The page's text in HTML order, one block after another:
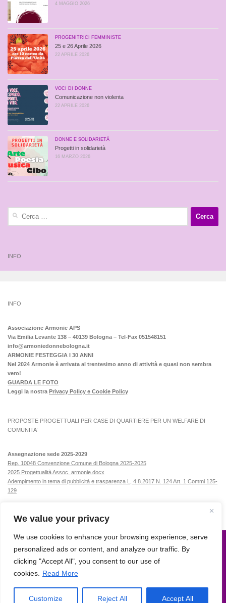
We value your privacy
We use cookies to enhance your browsing experience, serve
personalized ads or content, and analyze our traffic. By
clicking "Accept All", you consent to our use of
cookies.
Read More
Customize Reject All Accept All
4 MAGGIO 2026
PROGENITRICI FEMMINISTE
25 e 26 Aprile 2026
22 APRILE 2026
VOCI DI DONNE
Comunicazione non violenta
22 APRILE 2026
DONNE E SOLIDARIETÀ
Progetti in solidarietà
16 MARZO 2026
INFO
INFO
Associazione Armonie APS
Via Emilia Levante 138 – 40139 Bologna – Tel-Fax 051548151
info@armoniedonnebologna.it
ARMONIE FESTEGGIA I 30 ANNI
Nel 2024 Armonie è arrivata al trentesimo anno di attività e quasi non sembra
vero!
GUARDA LE FOTO
Leggi la nostra Privacy Policy e Cookie Policy
PROPOSTE PROGETTUALI PER CASE DI QUARTIERE PER UN WELFARE DI
COMUNITA’
Assegnazione sede 2025-2029
Rep. 10048 Convenzione Comune di Bologna 2025-2025
2025 Progettualità Assoc. armonie.docx
Adempimento in tema di pubblicità e trasparenza L, 4.8.2017 N. 124 Art. 1 Commi 125-
129
Armonie © 2015. All Rights Reserved.
Powered by